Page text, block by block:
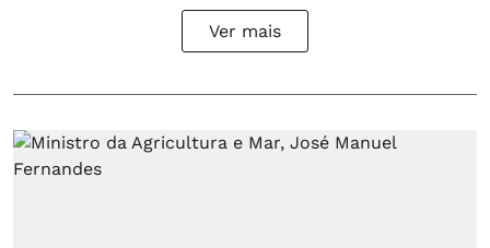
Ver mais